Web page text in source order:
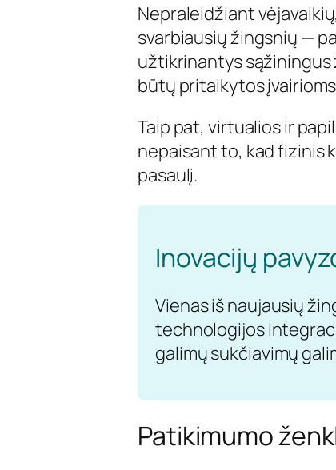
Nepraleidžiant
svarbiausių žingsnių —
užtikrinantys sąžiningus
būtų pritaikytos
Taip pat, virtualios ir
nepaisant to, kad fizinis
pasaulį.
Inovacijų
Vienas iš naujausių
technologijos
galimų sukčiavimų
Patikimumo